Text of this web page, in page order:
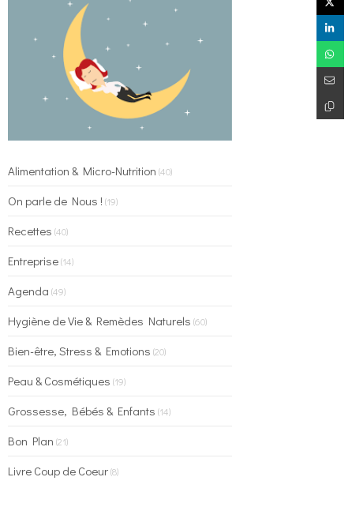
Alimentation & Micro-Nutrition (40)
On parle de Nous ! (19)
Recettes (40)
Entreprise(14)
Agenda (49)
Hygiène de Vie & Remèdes Naturels (60)
Bien-être, Stress & Emotions (20)
Peau & Cosmétiques (19)
Grossesse, Bébés & Enfants (14)
Bon Plan (21)
Livre Coup de Coeur(8)